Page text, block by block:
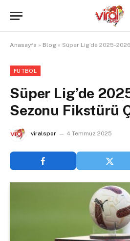
Anasayfa » Blog » Süper Lig’de 2025-
FUTBOL
Süper Lig’de
Sezonu Fikstürü
viralspor 4 Temmuz 2025